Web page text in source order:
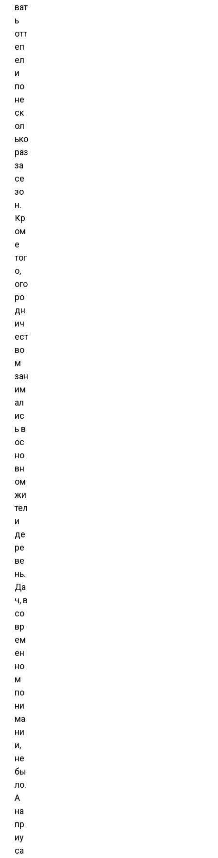
ват
ь
отт
еп
ел
и
по
не
ск
ол
ько
раз
за
се
зо
н.
Кр
ом
е
тог
о,
ого
ро
дн
ич
ест
во
м
зан
им
ал
ис
ь в
ос
но
вн
ом
жи
тел
и
де
ре
ве
нь.
Да
ч, в
со
вр
ем
ен
но
м
по
ни
ма
ни
и,
не
бы
ло.
А
на
пр
иу
са